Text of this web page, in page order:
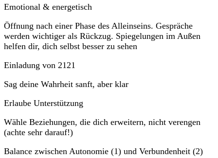
Emotional & energetisch
Öffnung nach einer Phase des Alleinseins. Gespräche
werden wichtiger als Rückzug. Spiegelungen im Außen
helfen dir, dich selbst besser zu sehen
Einladung von 2121
Sag deine Wahrheit sanft, aber klar
Erlaube Unterstützung
Wähle Beziehungen, die dich erweitern, nicht verengen
(achte sehr darauf!)
Balance zwischen Autonomie (1) und Verbundenheit (2)